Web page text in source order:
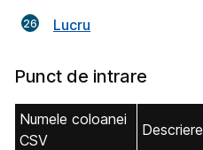
Lucru
Punct de intrare
Numele coloanei
CSV
Descriere